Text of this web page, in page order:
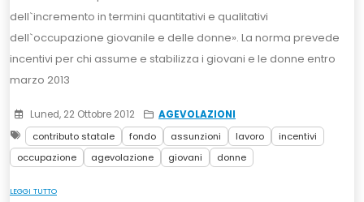
dell`incremento in termini quantitativi e qualitativi
dell`occupazione giovanile e delle donne». La norma prevede
incentivi per chi assume e stabilizza i giovani e le donne entro
marzo 2013
Luned, 22 Ottobre 2012
AGEVOLAZIONI
contributo statale
fondo assunzioni lavoro
incentivi
occupazione
agevolazione giovani donne
LEGGI TUTTO